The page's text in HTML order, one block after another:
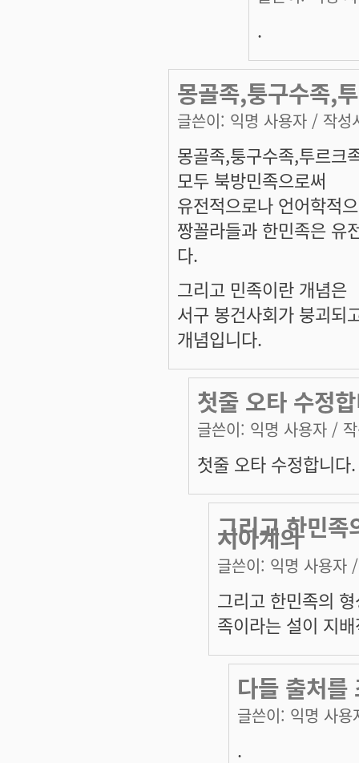
.
몽골족,퉁구수족,
글쓴이: 익명 사용자 / 작성
몽골족,퉁구수족,투르크
모두 북방민족으로써
유전적으로나 언어학적
짱꼴라들과 한민족은 유
다.
그리고 민족이란 개념은
서구 봉건사회가 붕괴되
개념입니다.
첫줄 오타 수정
글쓴이: 익명 사용자 /
첫줄 오타 수정합니
그리고 한민족
시아계의
글쓴이: 익명 사용자
그리고 한민족의
족이라는 설이 지
다들 출처를
글쓴이: 익명 사용
.